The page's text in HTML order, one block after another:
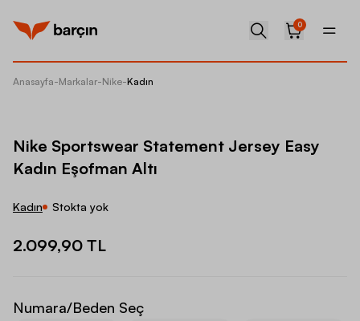
0
Anasayfa-Markalar-Nike-Kadın
Nike Sportswear Statement Jersey Easy
Kadın Eşofman Altı
Kadın Stokta yok
2.099,90 TL
Numara/Beden Seç